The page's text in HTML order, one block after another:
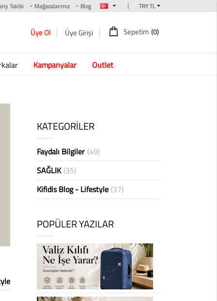
Takibi Mağazalarımız Blog |
Üye Ol Üye Girişi Sepetim (0)
Kampanyalar Outlet
KATEGORİLER
Faydalı Bilgiler (49)
SAĞLIK (35)
Kifidis Blog - Lifestyle (37)
POPÜLER YAZILAR